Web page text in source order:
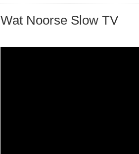
Wat Noorse Slow TV